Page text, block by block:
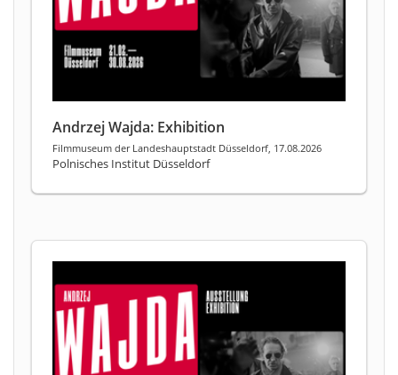
Andrzej Wajda: Exhibition
Filmmuseum der Landeshauptstadt Düsseldorf, 17.08.2026
Polnisches Institut Düsseldorf